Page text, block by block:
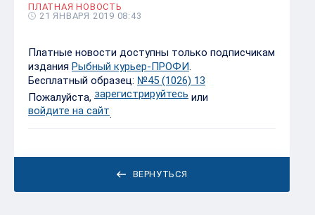
ПЛАТНАЯ НОВОСТЬ
21 ЯНВАРЯ 2019 08:43
Платные новости доступны только подписчикам
издания Рыбный курьер-ПРОФИ.
Бесплатный образец: №45 (1026) 13
Пожалуйста, зарегистрируйтесь или
войдите на сайт.
ВЕРНУТЬСЯ